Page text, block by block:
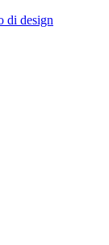
di design